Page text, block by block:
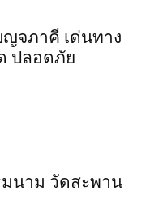
ญจ​ภาคี​ เด่นทาง
ปลอดภัย​
ม​นาม​ วัดสะพาน